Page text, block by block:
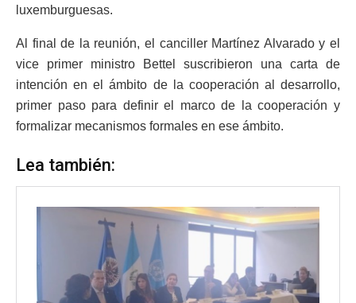
luxemburguesas.
Al final de la reunión, el canciller Martínez Alvarado y el
vice primer ministro Bettel suscribieron una carta de
intención en el ámbito de la cooperación al desarrollo,
primer paso para definir el marco de la cooperación y
formalizar mecanismos formales en ese ámbito.
Lea también: